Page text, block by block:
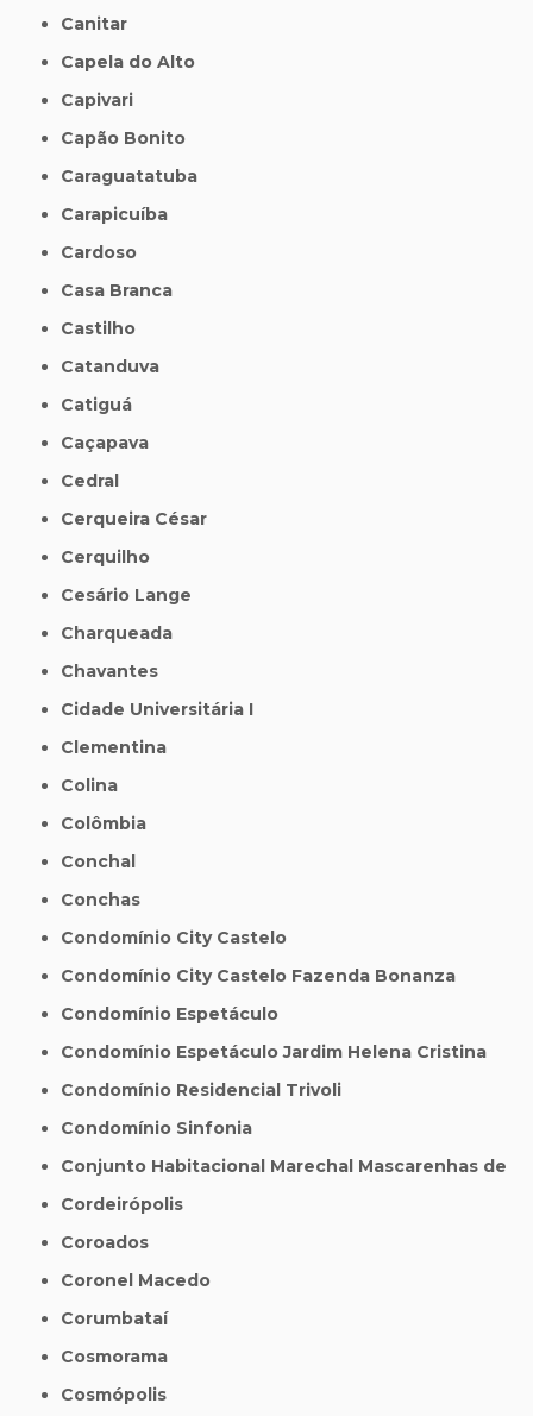
Canitar
Capela do Alto
Capivari
Capão Bonito
Caraguatatuba
Carapicuíba
Cardoso
Casa Branca
Castilho
Catanduva
Catiguá
Caçapava
Cedral
Cerqueira César
Cerquilho
Cesário Lange
Charqueada
Chavantes
Cidade Universitária I
Clementina
Colina
Colômbia
Conchal
Conchas
Condomínio City Castelo
Condomínio City Castelo Fazenda Bonanza
Condomínio Espetáculo
Condomínio Espetáculo Jardim Helena Cristina
Condomínio Residencial Trivoli
Condomínio Sinfonia
Conjunto Habitacional Marechal Mascarenhas de
Cordeirópolis
Coroados
Coronel Macedo
Corumbataí
Cosmorama
Cosmópolis